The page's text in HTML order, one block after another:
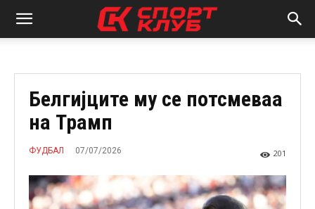
Белгијците му се потсмеваа
на Трамп
ФУДБАЛ 07/07/2026 201